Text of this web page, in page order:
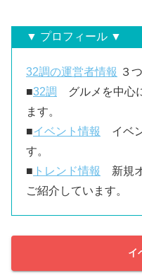
▼ プロフィール ▼
32調の運営者情報 ３
■32調
グルメを中心
ます。
■イベント情報
イベ
す。
■ トレンド情報
新規
ご紹介しています。
イ